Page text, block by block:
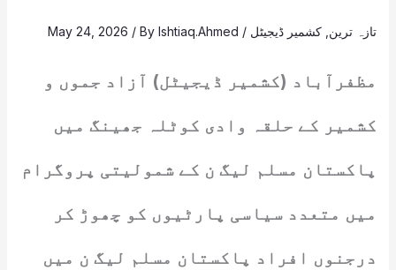
تازہ ترین کشمیر ڈیجیٹل /
May 24, 2026 / ByIshtiaq.Ahmed
مظفرآباد (کشمیر ڈیجیٹل) آزاد جموں و
کشمیر کے حلقہ وادی کوٹلہ جھینگ میں
پاکستان مسلم لیگ ن کے شمولیتی پروگرام
میں متعدد سیاسی پارٹیوں کو چھوڑ کر
درجنوں افراد پاکستان مسلم لیگ ن میں